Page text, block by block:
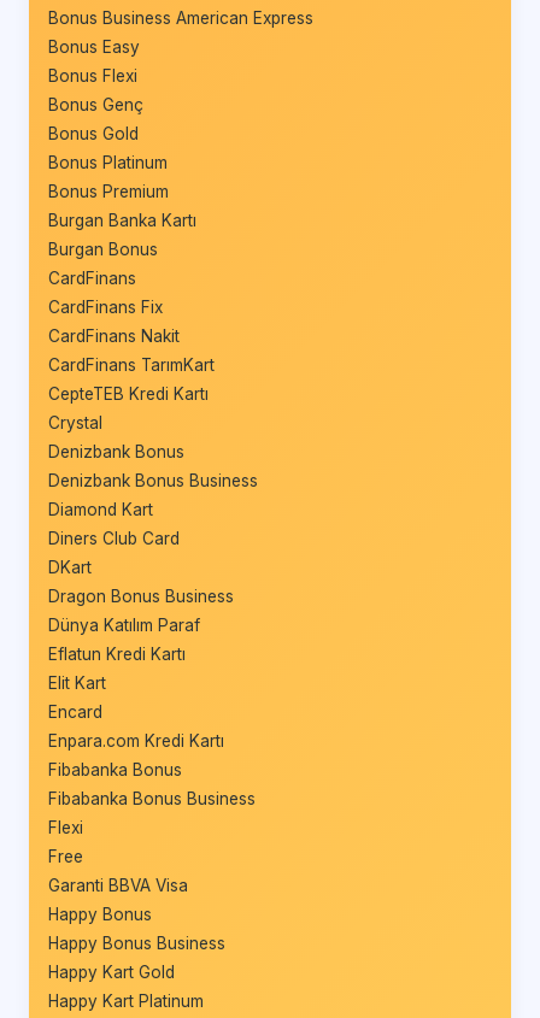
Bonus Business American Express
Bonus Easy
Bonus Flexi
Bonus Genç
Bonus Gold
Bonus Platinum
Bonus Premium
Burgan Banka Kartı
Burgan Bonus
CardFinans
CardFinans Fix
CardFinans Nakit
CardFinans TarımKart
CepteTEB Kredi Kartı
Crystal
Denizbank Bonus
Denizbank Bonus Business
Diamond Kart
Diners Club Card
DKart
Dragon Bonus Business
Dünya Katılım Paraf
Eflatun Kredi Kartı
Elit Kart
Encard
Enpara.com Kredi Kartı
Fibabanka Bonus
Fibabanka Bonus Business
Flexi
Free
Garanti BBVA Visa
Happy Bonus
Happy Bonus Business
Happy Kart Gold
Happy Kart Platinum